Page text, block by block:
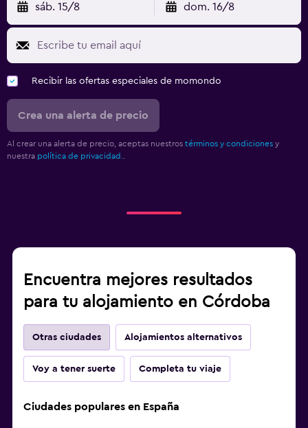
sáb. 15/8 dom. 16/8
Recibir las ofertas especiales de momondo
Crea una alerta de precio
Al crear una alerta de precio, aceptas nuestros términos y condiciones y
nuestra política de privacidad.
Encuentra mejores resultados
para tu alojamiento en Córdoba
Otras ciudades Alojamientos alternativos
Voy a tener suerte Completa tu viaje
Ciudades populares en España